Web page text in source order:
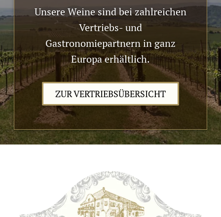
Unsere Weine sind bei zahlreichen
Vertriebs- und
Gastronomiepartnern in ganz
Europa erhältlich.
ZUR VERTRIEBSÜBERSICHT